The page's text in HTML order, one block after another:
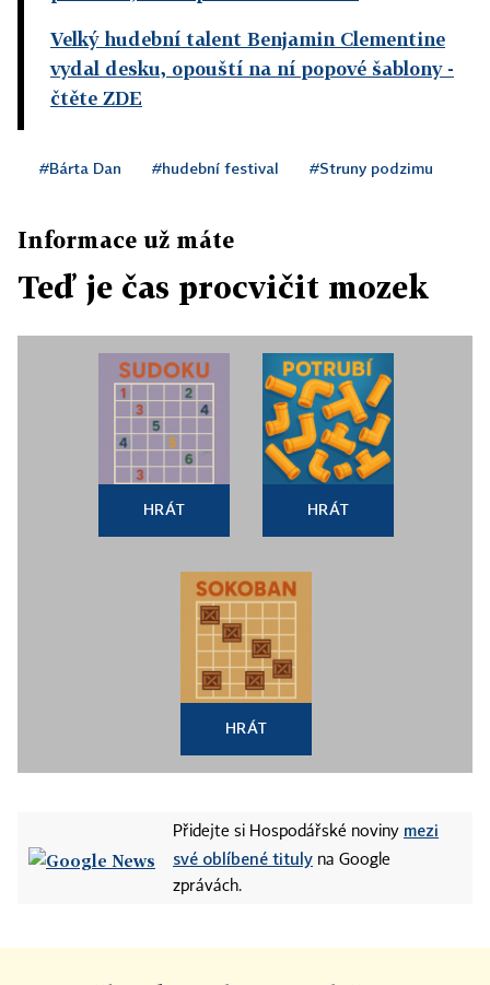
Velký hudební talent Benjamin Clementine
vydal desku, opouští na ní popové šablony-
čtěte ZDE
#Bárta Dan #hudební festival #Struny podzimu
Informace už máte
Teď je čas procvičit mozek
HRÁT HRÁT
HRÁT
Přidejte si Hospodářské noviny mezi
své oblíbené tituly na Google
zprávách.